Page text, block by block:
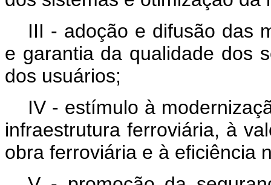
III - adoção e difusão das
e garantia da qualidade dos
dos usuários;
IV - estímulo à
infraestrutura ferroviária, à
obra ferroviária e à eficiência